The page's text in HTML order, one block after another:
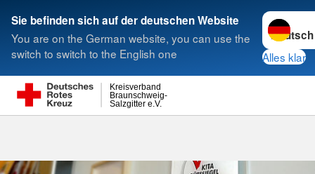
Sie befinden sich auf der deutschen Website
You are on the German website, you can use the
switch to switch to the English one
Sprache
Alles klar
Salzgitter e.V.
Braunschweig-
Kreisverband
Suche